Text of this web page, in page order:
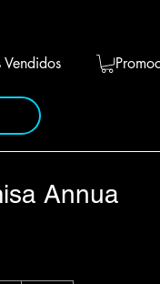
Vendidos
Annua